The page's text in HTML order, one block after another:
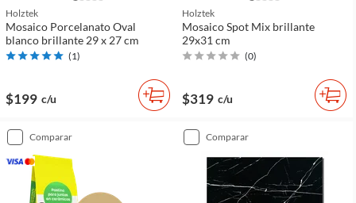
Holztek
Mosaico Porcelanato Oval
blanco brillante 29 x 27 cm
(1)
$199 c/u
Holztek
Mosaico Spot Mix brillante
29x31 cm
(0)
$319 c/u
comparar comparar